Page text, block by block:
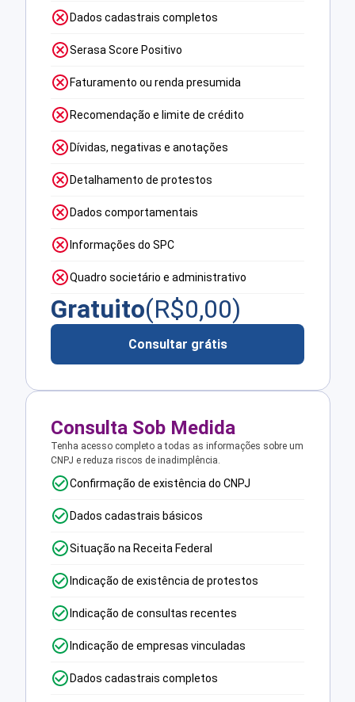
Dados cadastrais completos
Serasa Score Positivo
Faturamento ou renda presumida
Recomendação e limite de crédito
Dívidas, negativas e anotações
Detalhamento de protestos
Dados comportamentais
Informações do SPC
Quadro societário e administrativo
Gratuito(R$0,00)
Consultar grátis
Consulta Sob Medida
Tenha acesso completo a todas as informações sobre um
CNPJ e reduza riscos de inadimplência.
Confirmação de existência do CNPJ
Dados cadastrais básicos
Situação na Receita Federal
Indicação de existência de protestos
Indicação de consultas recentes
Indicação de empresas vinculadas
Dados cadastrais completos